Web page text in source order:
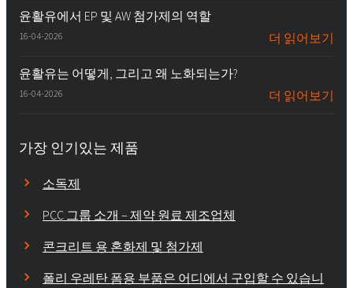
윤활유에서 EP 및 AW 첨가제의 역할
16-04-2026 더 읽어보기
윤활유는 어떻게, 그리고 왜 노화되는가?
16-04-2026 더 읽어보기
가장 인기있는 제품
소독제
PCC 그룹 소개 – 제약 원료 제조업체
콘크리트 용 혼화제 및 첨가제
폴리 우레탄 폼용 부품은 어디에서 구입할 수 있습니